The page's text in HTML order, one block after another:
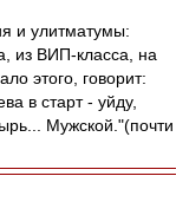
и улитматумы:
из ВИП-класса, на
этого, говорит:
в старт - уйду,
Мужской."(почти